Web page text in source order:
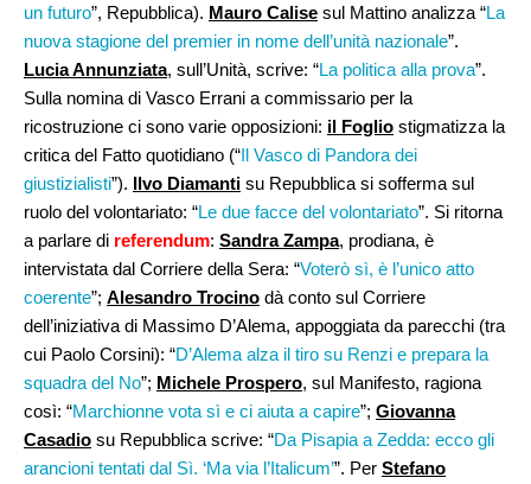
un futuro”, Repubblica). Mauro Calise sul Mattino analizza “La
nuova stagione del premier in nome dell’unità nazionale”.
Lucia Annunziata, sull’Unità, scrive: “La politica alla prova”.
Sulla nomina di Vasco Errani a commissario per la
ricostruzione ci sono varie opposizioni: il Foglio stigmatizza la
critica del Fatto quotidiano (“Il Vasco di Pandora dei
giustizialisti”). Ilvo Diamanti su Repubblica si sofferma sul
ruolo del volontariato: “Le due facce del volontariato”. Si ritorna
a parlare di referendum: Sandra Zampa, prodiana, è
intervistata dal Corriere della Sera: “Voterò sì, è l’unico atto
coerente”; Alesandro Trocino dà conto sul Corriere
dell’iniziativa di Massimo D’Alema, appoggiata da parecchi (tra
cui Paolo Corsini): “D’Alema alza il tiro su Renzi e prepara la
squadra del No”; Michele Prospero, sul Manifesto, ragiona
così: “Marchionne vota sì e ci aiuta a capire”; Giovanna
Casadio su Repubblica scrive: “Da Pisapia a Zedda: ecco gli
arancioni tentati dal Sì. ‘Ma via l’Italicum’”. Per Stefano